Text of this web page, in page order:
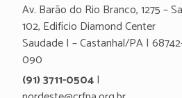
Av. Barão do Rio Branco, 1275 –
102, Edifício Diamond Center
Saudade I – Castanhal/PA |
090
(91) 3711-0504|